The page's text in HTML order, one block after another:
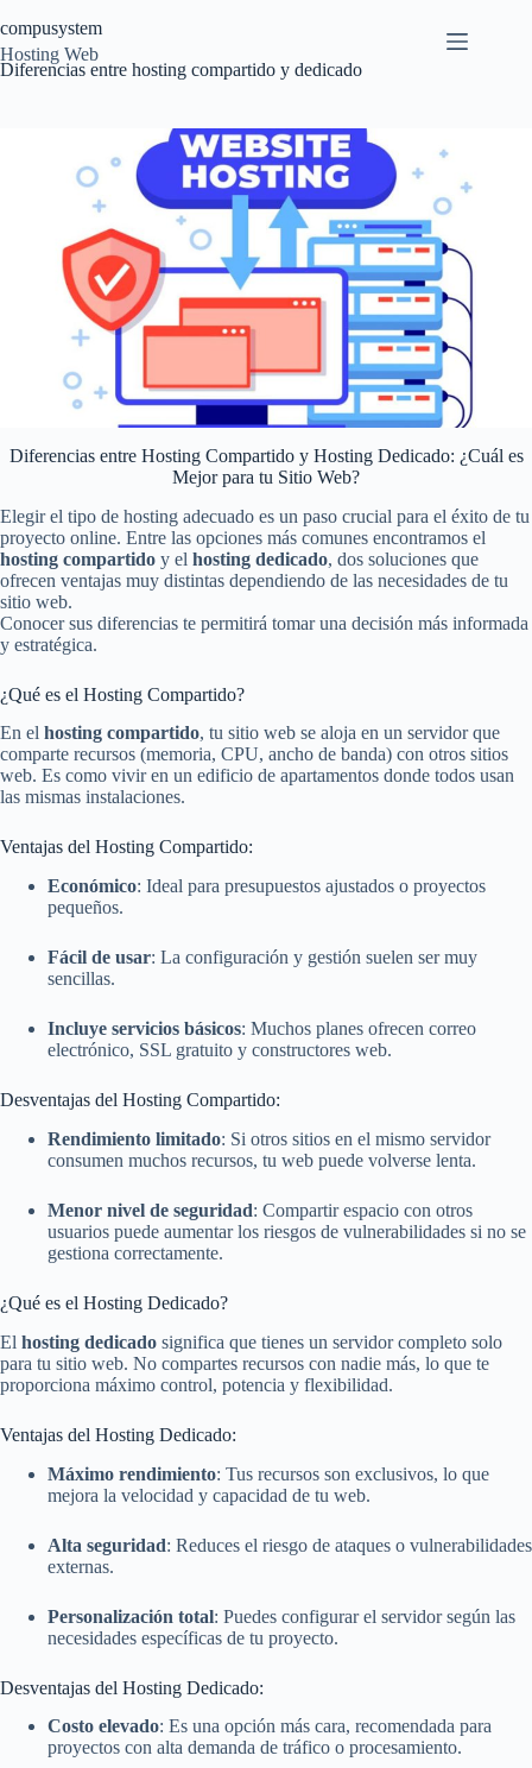
al
contenido
compusystem
Hosting Web
Diferencias entre hosting compartido y dedicado
Diferencias entre Hosting Compartido y Hosting Dedicado: ¿Cuál es
Mejor para tu Sitio Web?
Elegir el tipo de hosting adecuado es un paso crucial para el éxito de tu
proyecto online. Entre las opciones más comunes encontramos el
hosting compartido y el hosting dedicado, dos soluciones que
ofrecen ventajas muy distintas dependiendo de las necesidades de tu
sitio web.
Conocer sus diferencias te permitirá tomar una decisión más informada
y estratégica.
¿Qué es el Hosting Compartido?
En el hosting compartido, tu sitio web se aloja en un servidor que
comparte recursos (memoria, CPU, ancho de banda) con otros sitios
web. Es como vivir en un edificio de apartamentos donde todos usan
las mismas instalaciones.
Ventajas del Hosting Compartido:
Económico: Ideal para presupuestos ajustados o proyectos
pequeños.
Fácil de usar: La configuración y gestión suelen ser muy
sencillas.
Incluye servicios básicos: Muchos planes ofrecen correo
electrónico, SSL gratuito y constructores web.
Desventajas del Hosting Compartido:
Rendimiento limitado: Si otros sitios en el mismo servidor
consumen muchos recursos, tu web puede volverse lenta.
Menor nivel de seguridad: Compartir espacio con otros
usuarios puede aumentar los riesgos de vulnerabilidades si no se
gestiona correctamente.
¿Qué es el Hosting Dedicado?
El hosting dedicado significa que tienes un servidor completo solo
para tu sitio web. No compartes recursos con nadie más, lo que te
proporciona máximo control, potencia y flexibilidad.
Ventajas del Hosting Dedicado:
Máximo rendimiento: Tus recursos son exclusivos, lo que
mejora la velocidad y capacidad de tu web.
Alta seguridad: Reduces el riesgo de ataques o vulnerabilidades
externas.
Personalización total: Puedes configurar el servidor según las
necesidades específicas de tu proyecto.
Desventajas del Hosting Dedicado:
Costo elevado: Es una opción más cara, recomendada para
proyectos con alta demanda de tráfico o procesamiento.